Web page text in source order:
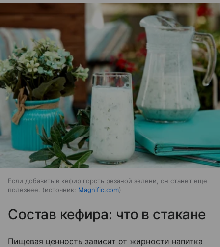
Если добавить в кефир горсть резаной зелени, он станет еще
полезнее.
источник: Magnific.com
Состав кефира: что в стакане
Пищевая ценность зависит от жирности напитка